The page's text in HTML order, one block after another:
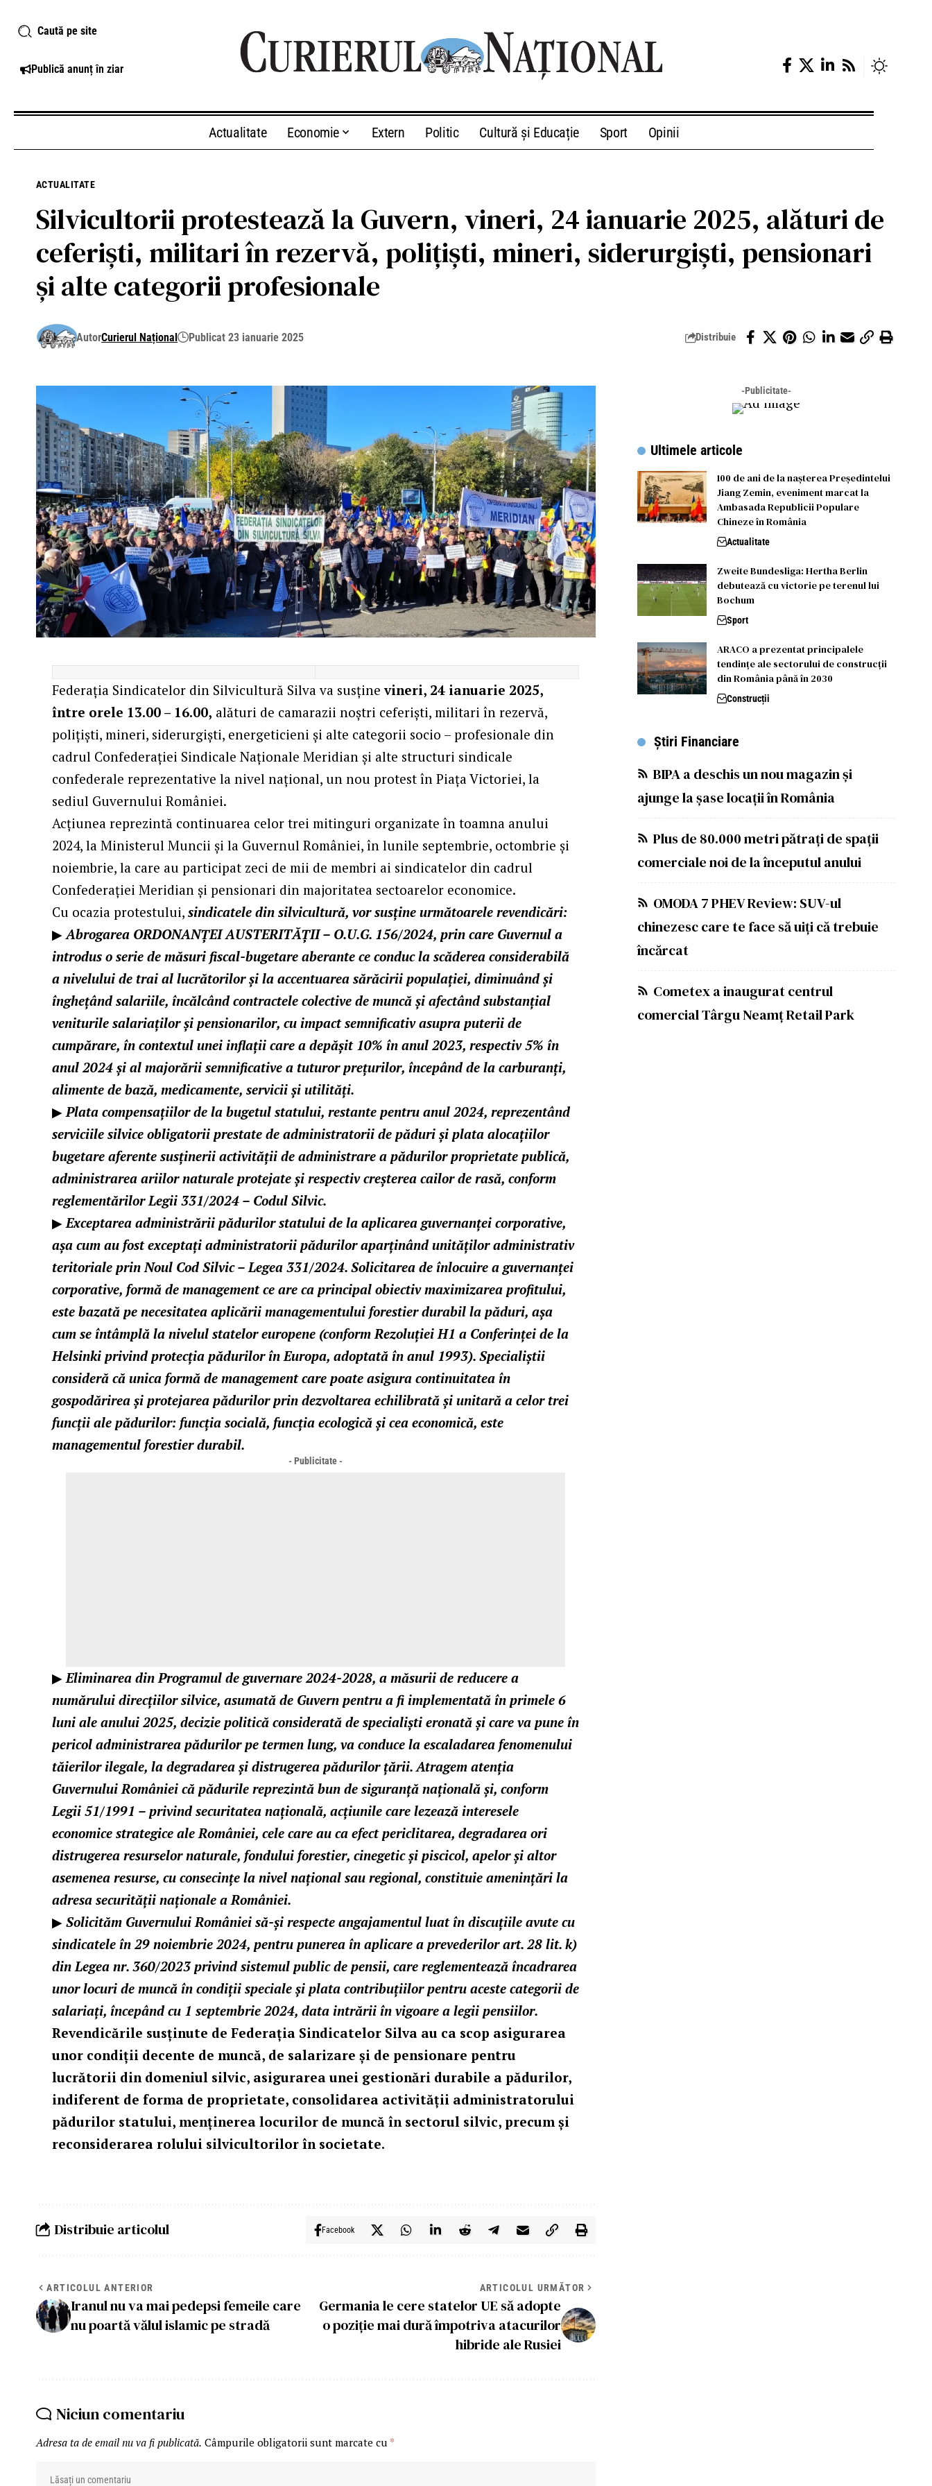
Caută pe site
Publică anunț în ziar
Actualitate Economie Extern Politic Cultură și Educație Sport Opinii
ACTUALITATE
Silvicultorii protestează la Guvern, vineri, 24 ianuarie 2025, alături de
ceferiști, militari în rezervă, polițiști, mineri, siderurgiști, pensionari
și alte categorii profesionale
AutorCurierul Național Publicat 23 ianuarie 2025 Distribuie
Federația Sindicatelor din Silvicultură Silva va susținevineri, 24 ianuarie 2025,
între orele 13.00 – 16.00, alături de camarazii noștri ceferiști, militari în rezervă,
polițiști, mineri, siderurgiști, energeticieni și alte categorii socio – profesionale din
cadrul Confederației Sindicale Naționale Meridian și alte structuri sindicale
confederale reprezentative la nivel național, un nou protest în Piața Victoriei, la
sediul Guvernului României.
Acțiunea reprezintă continuarea celor trei mitinguri organizate în toamna anului
2024, la Ministerul Muncii și la Guvernul României, în lunile septembrie, octombrie și
noiembrie, la care au participat zeci de mii de membri ai sindicatelor din cadrul
Confederației Meridian și pensionari din majoritatea sectoarelor economice.
Cu ocazia protestului,sindicatele din silvicultură, vor susține următoarele revendicări:
▶Abrogarea ORDONANȚEI AUSTERITĂȚII – O.U.G. 156/2024, prin care Guvernul a
introdus o serie de măsuri fiscal-bugetare aberante ce conduc la scăderea considerabilă
a nivelului de trai al lucrătorilor și la accentuarea sărăcirii populației, diminuând și
înghețând salariile, încălcând contractele colective de muncă și afectând substanțial
veniturile salariaților și pensionarilor, cu impact semnificativ asupra puterii de
cumpărare, în contextul unei inflații care a depășit 10% în anul 2023, respectiv 5% în
anul 2024 și al majorării semnificative a tuturor prețurilor, începând de la carburanți,
alimente de bază, medicamente, servicii și utilități.
▶Plata compensațiilor de la bugetul statului, restante pentru anul 2024, reprezentând
serviciile silvice obligatorii prestate de administratorii de păduri și plata alocațiilor
bugetare aferente susținerii activității de administrare a pădurilor proprietate publică,
administrarea ariilor naturale protejate și respectiv creșterea cailor de rasă, conform
reglementărilor Legii 331/2024 – Codul Silvic.
▶Exceptarea administrării pădurilor statului de la aplicarea guvernanței corporative,
așa cum au fost exceptați administratorii pădurilor aparținând unităților administrativ
teritoriale prin Noul Cod Silvic – Legea 331/2024. Solicitarea de înlocuire a guvernanței
corporative, formă de management ce are ca principal obiectiv maximizarea profitului,
este bazată pe necesitatea aplicării managementului forestier durabil la păduri, așa
cum se întâmplă la nivelul statelor europene (conform Rezoluției H1 a Conferinței de la
Helsinki privind protecția pădurilor în Europa, adoptată în anul 1993). Specialiștii
consideră că unica formă de management care poate asigura continuitatea în
gospodărirea și protejarea pădurilor prin dezvoltarea echilibrată și unitară a celor trei
funcții ale pădurilor: funcția socială, funcția ecologică și cea economică, este
managementul forestier durabil.
- Publicitate -
▶Eliminareadin Programul de guvernare 2024-2028, a măsurii de reducere a
numărului direcțiilor silvice, asumată de Guvern pentru a fi implementată în primele 6
luni ale anului 2025, decizie politică considerată de specialiști eronată și care va pune în
pericol administrarea pădurilor pe termen lung, va conduce la escaladarea fenomenului
tăierilor ilegale, la degradarea și distrugerea pădurilor țării. Atragem atenția
Guvernului României că pădurile reprezintă bun de siguranță națională și, conform
Legii 51/1991 – privind securitatea naţională, acţiunile care lezează interesele
economice strategice ale României, cele care au ca efect periclitarea, degradarea ori
distrugerea resurselor naturale, fondului forestier, cinegetic şi piscicol, apelor şi altor
asemenea resurse, cu consecinţe la nivel naţional sau regional, constituie ameninţări la
adresa securităţii naţionale a României.
▶Solicităm Guvernului României să-și respecte angajamentul luat în discuțiile avute cu
sindicatele în 29 noiembrie 2024, pentru punerea în aplicare a prevederilor art. 28 lit. k)
din Legea nr. 360/2023 privind sistemul public de pensii, care reglementează încadrarea
unor locuri de muncă în condiții speciale și plata contribuțiilor pentru aceste categorii de
salariați, începând cu 1 septembrie 2024, data intrării în vigoare a legii pensiilor.
Revendicările susținute de Federația Sindicatelor Silva au ca scop asigurarea
unor condiții decente de muncă, de salarizare și de pensionare pentru
lucrătorii din domeniul silvic, asigurarea unei gestionări durabile a pădurilor,
indiferent de forma de proprietate, consolidarea activității administratorului
pădurilor statului, menținerea locurilor de muncă în sectorul silvic, precum și
reconsiderarea rolului silvicultorilor în societate.
Distribuie articolul Facebook
ARTICOLUL ANTERIOR
Iranul nu va mai pedepsi femeile care
nu poartă vălul islamic pe stradă
ARTICOLUL URMĂTOR
Germania le cere statelor UE să adopte
o poziţie mai dură împotriva atacurilor
hibride ale Rusiei
Niciun comentariu
Adresa ta de email nu va fi publicată. Câmpurile obligatorii sunt marcate cu *
-Publicitate-
Ultimele articole
100 de ani de la nașterea Președintelui
Jiang Zemin, eveniment marcat la
Ambasada Republicii Populare
Chineze în România
Actualitate
Zweite Bundesliga: Hertha Berlin
debutează cu victorie pe terenul lui
Bochum
Sport
ARACO a prezentat principalele
tendințe ale sectorului de construcții
din România până în 2030
Construcții
Știri Financiare
BIPA a deschis un nou magazin și
ajunge la șase locații în România
Plus de 80.000 metri pătrați de spații
comerciale noi de la începutul anului
OMODA 7 PHEV Review: SUV-ul
chinezesc care te face să uiți că trebuie
încărcat
Cometex a inaugurat centrul
comercial Târgu Neamț Retail Park